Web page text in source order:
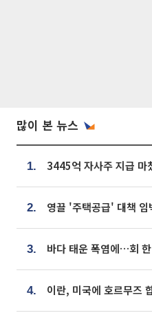
많이 본 뉴스
1.
2.
3. 바다 태운 폭염에…회 한
4.